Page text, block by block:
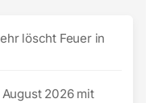
löscht Feuer in
2026 mit